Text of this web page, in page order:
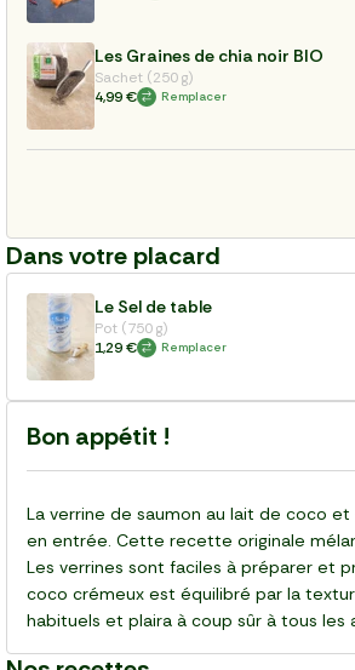
Les Graines de chia noir BIO
Sachet (250 g)
4,99 €
Remplacer
Dans votre placard
Le Sel de table
Pot (750 g)
1,29 €
Remplacer
Bon appétit !
La verrine de saumon au lait de coco
en entrée. Cette recette originale
Les verrines sont faciles à préparer et
coco crémeux est équilibré par la
habituels et plaira à coup sûr à tous les